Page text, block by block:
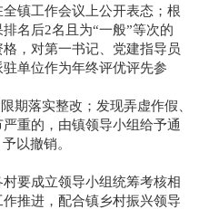
镇工作会议上公开表态；根
名后2名且为“一般”等次的
，对第一书记、党建指导员
单位作为年终评优评先参
落实整改；发现弄虚作假、
重的，由镇领导小组给予通
以撤销。
要成立领导小组统筹考核相
推进，配合镇乡村振兴领导